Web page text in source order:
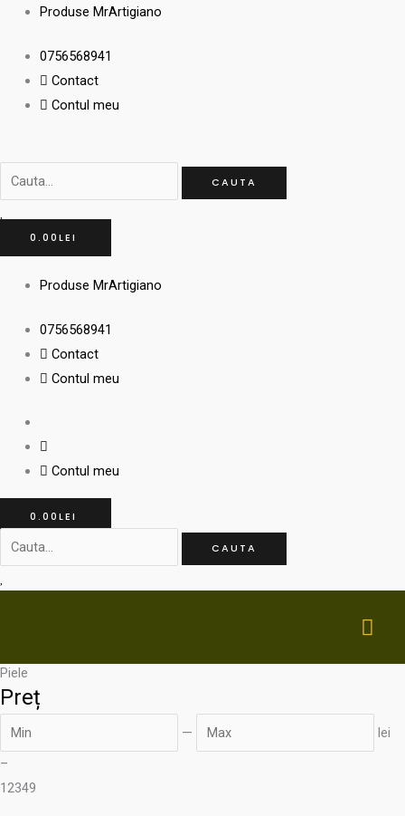
content
Produse MrArtigiano
0756568941
Contact
Contul meu
Cauta...
CAUTA
0.00 LEI
Produse MrArtigiano
0756568941
Contact
Contul meu
Contul meu
0.00 LEI
Cauta...
CAUTA
Piele
Preț
—
lei
–
12349